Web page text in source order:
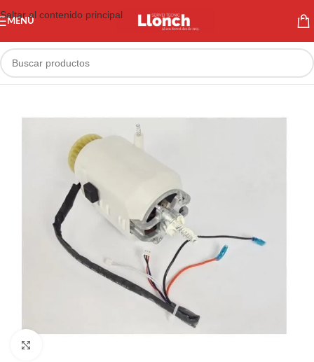
Saltar al contenido principal
MENÚ